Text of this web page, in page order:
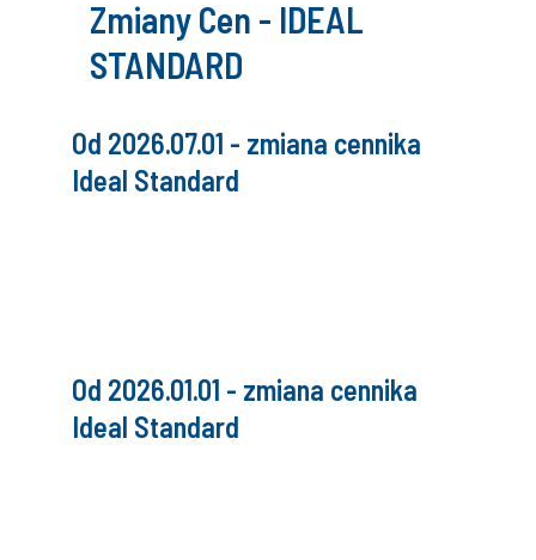
Zmiany Cen - IDEAL
STANDARD
Od 2026.07.01 - zmiana cennika
Ideal Standard
Od 2026.01.01 - zmiana cennika
Ideal Standard